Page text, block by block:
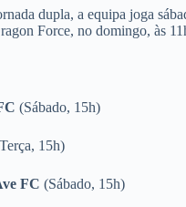
dupla, a equipa joga
Force, no domingo, às
(Sábado, 15h)
15h)
FC (Sábado, 15h)